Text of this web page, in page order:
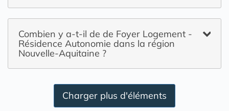
Combien y a-t-il de de Foyer Logement -
Résidence Autonomie dans la région
Nouvelle-Aquitaine ?
Charger plus d'éléments